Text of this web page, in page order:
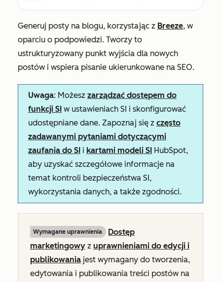
Generuj posty na blogu, korzystając z Breeze, w
oparciu o podpowiedzi. Tworzy to
ustrukturyzowany punkt wyjścia dla nowych
postów i wspiera pisanie ukierunkowane na SEO.
Uwaga: Możesz zarządzać dostępem do
funkcji SI w ustawieniach SI i skonfigurować
udostępniane dane. Zapoznaj się z często
zadawanymi pytaniami dotyczącymi
zaufania do SI i kartami modeli SI HubSpot,
aby uzyskać szczegółowe informacje na
temat kontroli bezpieczeństwa SI,
wykorzystania danych, a także zgodności.
Wymagane uprawnienia
Dostęp
marketingowy z uprawnieniami do edycji i
publikowania jest wymagany do tworzenia,
edytowania i publikowania treści postów na